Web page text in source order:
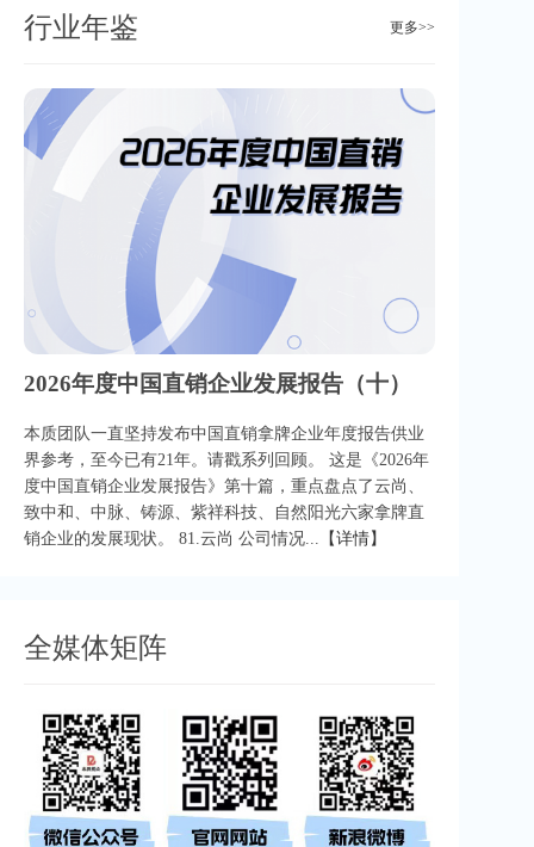
行业年鉴 更多>>
2026年度中国直销企业发展报告（十）
本质团队一直坚持发布中国直销拿牌企业年度报告供业
界参考，至今已有21年。请戳系列回顾。 这是《2026年
度中国直销企业发展报告》第十篇，重点盘点了云尚、
致中和、中脉、铸源、紫祥科技、自然阳光六家拿牌直
销企业的发展现状。 81.云尚 公司情况...
【详情】
全媒体矩阵